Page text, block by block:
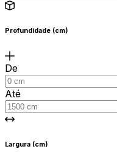
Profundidade (cm)
De
Até
Largura (cm)